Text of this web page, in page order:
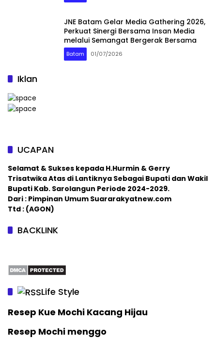
JNE Batam Gelar Media Gathering 2026,
Perkuat Sinergi Bersama Insan Media
melalui Semangat Bergerak Bersama
Batam 01/07/2026
Iklan
UCAPAN
Selamat & Sukses kepada H.Hurmin & Gerry
Trisatwika Atas di Lantiknya Sebagai Bupati dan Wakil
Bupati Kab. Sarolangun Periode 2024-2029.
Dari : Pimpinan Umum Suararakyatnew.com
Ttd : (AGON)
BACKLINK
Life Style
Resep Kue Mochi Kacang Hijau
Resep Mochi menggo